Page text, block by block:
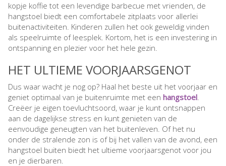
kopje koffie tot een levendige barbecue met vrienden, de
hangstoel biedt een comfortabele zitplaats voor allerlei
buitenactiviteiten. Kinderen zullen het ook geweldig vinden
als speelruimte of leesplek. Kortom, het is een investering in
ontspanning en plezier voor het hele gezin.
HET ULTIEME VOORJAARSGENOT
Dus waar wacht je nog op? Haal het beste uit het voorjaar en
geniet optimaal van je buitenruimte met een hangstoel
Creëer je eigen toevluchtsoord, waar je kunt ontsnappen
aan de dagelijkse stress en kunt genieten van de
eenvoudige geneugten van het buitenleven. Of het nu
onder de stralende zon is of bij het vallen van de avond, een
hangstoel buiten biedt het ultieme voorjaarsgenot voor jou
en je dierbaren.